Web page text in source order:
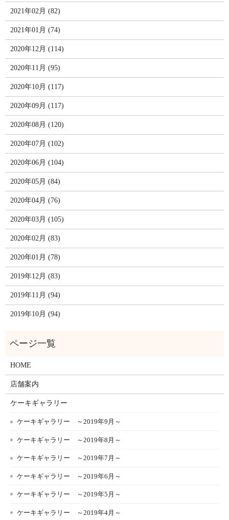
2021年02月 (82)
2021年01月 (74)
2020年12月 (114)
2020年11月 (95)
2020年10月 (117)
2020年09月 (117)
2020年08月 (120)
2020年07月 (102)
2020年06月 (104)
2020年05月 (84)
2020年04月 (76)
2020年03月 (105)
2020年02月 (83)
2020年01月 (78)
2019年12月 (83)
2019年11月 (94)
2019年10月 (94)
HOME
店舗案内
ケーキギャラリー
ケーキギャラリー ～2019年9月～
ケーキギャラリー ～2019年8月～
ケーキギャラリー ～2019年7月～
ケーキギャラリー ～2019年6月～
ケーキギャラリー ～2019年5月～
ケーキギャラリー ～2019年4月～